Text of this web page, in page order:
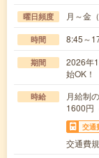
曜日頻度 月～金
時間 8:45～
期間
2026年
始OK！
時給
月給制
1600円
交通
交通費